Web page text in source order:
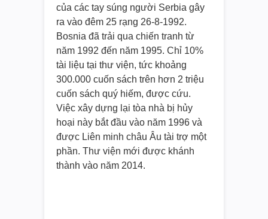
của các tay súng người Serbia gây
ra vào đêm 25 rạng 26-8-1992.
Bosnia đã trải qua chiến tranh từ
năm 1992 đến năm 1995. Chỉ 10%
tài liệu tại thư viện, tức khoảng
300.000 cuốn sách trên hơn 2 triệu
cuốn sách quý hiếm, được cứu.
Việc xây dựng lại tòa nhà bị hủy
hoại này bắt đầu vào năm 1996 và
được Liên minh châu Âu tài trợ một
phần. Thư viện mới được khánh
thành vào năm 2014.